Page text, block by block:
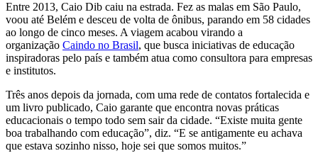
Entre 2013, Caio Dib caiu na estrada. Fez as malas em São Paulo,
voou até Belém e desceu de volta de ônibus, parando em 58 cidades
ao longo de cinco meses. A viagem acabou virando a
organização Caindo no Brasil, que busca iniciativas de educação
inspiradoras pelo país e também atua como consultora para empresas
e institutos.
Três anos depois da jornada, com uma rede de contatos fortalecida e
um livro publicado, Caio garante que encontra novas práticas
educacionais o tempo todo sem sair da cidade. “Existe muita gente
boa trabalhando com educação”, diz. “E se antigamente eu achava
que estava sozinho nisso, hoje sei que somos muitos.”